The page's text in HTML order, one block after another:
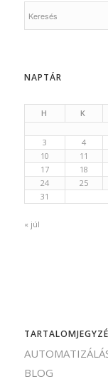
NAPTÁR
H K
3
4
10
11
17
18
24
25
31
« júl
BLOG